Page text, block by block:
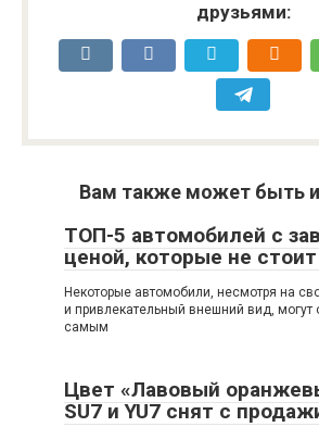
друзьями:
Вам также может быть
ТОП-5 автомобилей с
ценой, которые не
Некоторые автомобили, несмотря на
и привлекательный внешний вид, могут
самым
Цвет «Лавовый
SU7 и YU7 снят с